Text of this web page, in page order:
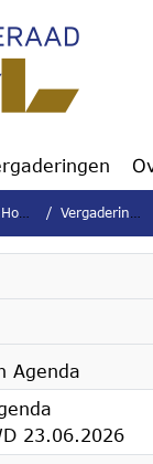
Home Vergaderingen
Agenda
23.06.2026